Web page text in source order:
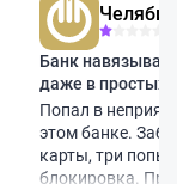
Банк
даже в простых
Попал в
этом банке.
карты, три
блокировка.